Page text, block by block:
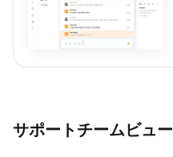
サポートチームビュー